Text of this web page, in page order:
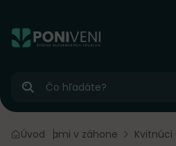
Hľadať
Úvod
riadkami v záhone Kvitnúci